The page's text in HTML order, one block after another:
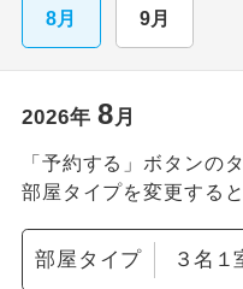
8月 9月
2026年 8月
「予約する」ボタンの
部屋タイプを変更する
部屋タイプ